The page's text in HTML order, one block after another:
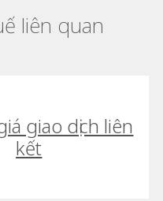
liên quan
giao dịch liên
kết